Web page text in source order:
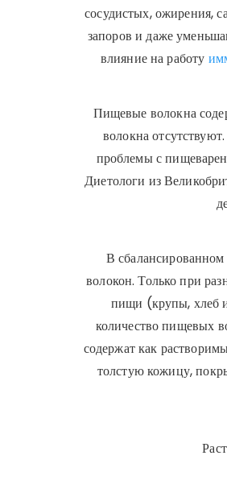
сосудистых, ожирения,
запоров и даже
влияние на работу
Пищевые волокна
волокна
проблемы с
Диетологи из
В
волокон. Только при
пищи (крупы, хлеб
количество пищевых
содержат как
толстую кожицу,